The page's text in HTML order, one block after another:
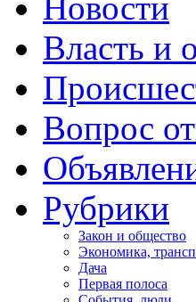
Власть и
Вопрос
Рубрики
Закон и общество
Экономика,
Дача
Первая полоса